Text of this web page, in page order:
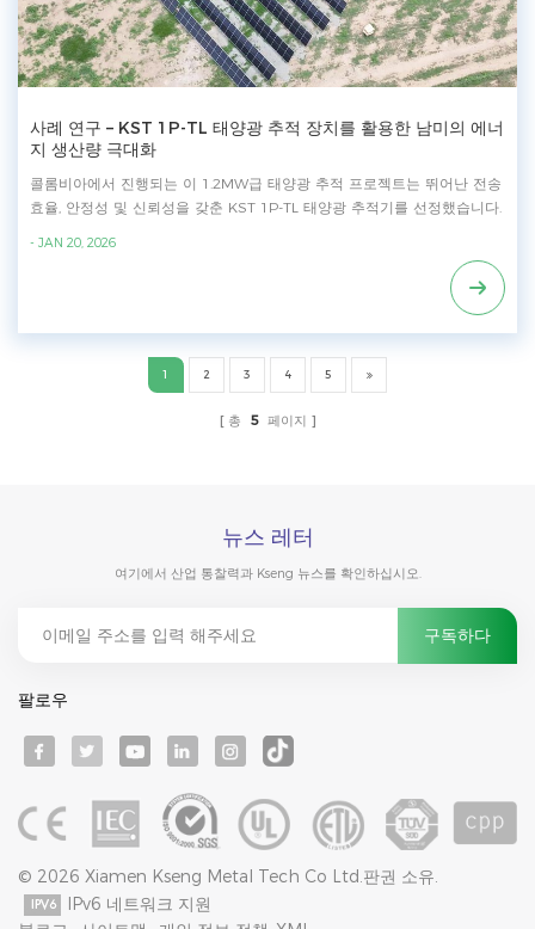
사례 연구 – KST 1P-TL 태양광 추적 장치를 활용한 남미의 에너
지 생산량 극대화
콜롬비아에서 진행되는 이 1.2MW급 태양광 추적 프로젝트는 뛰어난 전송
효율, 안정성 및 신뢰성을 갖춘 KST 1P-TL 태양광 추적기를 선정했습니다.
카르단 조인트 연결부를 갖추고 있어 콜롬비아의 험준한 지형에 이상적입
니다. **프로젝트 정보** - 위치: 콜롬비아 - 시스템 규모: 1.2MW - 설계 풍
방향: 1P-TL 세로형 - 행당 PV 모듈 수량: 1*27개 - 제어 장치 전원 공급 방
식: 자체 전원 공급 특수 기능 크셍 솔라 KST-1P-TL 태양 추적기 - 비용 효
율성을 높이기 위한 이중 선회 구동 기계식 연결 장치 - 각 장치는 더 높은
- JAN 20, 2026
1 2 3 4 5
총 5 페이지
뉴스 레터
여기에서 산업 통찰력과 Kseng 뉴스를 확인하십시오.
팔로우
© 2026 Xiamen Kseng Metal Tech Co Ltd.판권 소유.
IPv6 네트워크 지원